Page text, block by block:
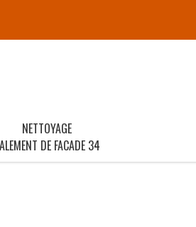
NETTOYAGE
DE FACADE 34